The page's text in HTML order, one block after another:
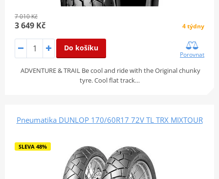
7 010 Kč
3 649 Kč 4 týdny
Do košíku
Porovnat
ADVENTURE & TRAIL Be cool and ride with the Original chunky
tyre. Cool flat track…
Pneumatika DUNLOP 170/60R17 72V TL TRX MIXTOUR
SLEVA 48%